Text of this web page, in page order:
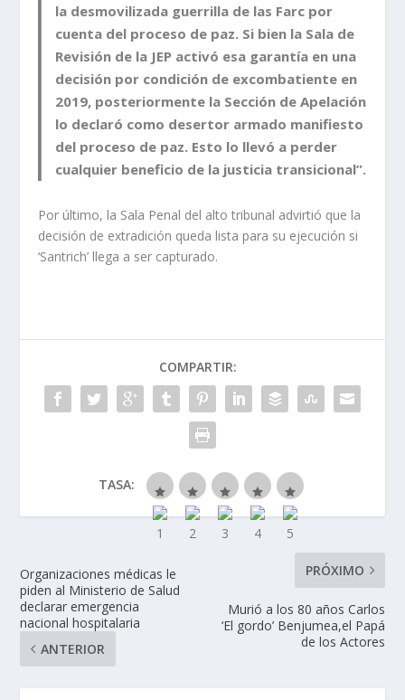
la desmovilizada guerrilla de las Farc por
cuenta del proceso de paz. Si bien la Sala de
Revisión de la JEP activó esa garantía en una
decisión por condición de excombatiente en
2019, posteriormente la Sección de Apelación
lo declaró como desertor armado manifiesto
del proceso de paz. Esto lo llevó a perder
cualquier beneficio de la justicia transicional”.
Por último, la Sala Penal del alto tribunal advirtió que la
decisión de extradición queda lista para su ejecución si
‘Santrich’ llega a ser capturado.
COMPARTIR:
TASA:
Organizaciones médicas le
piden al Ministerio de Salud
declarar emergencia
nacional hospitalaria
ANTERIOR
PRÓXIMO
Murió a los 80 años Carlos
‘El gordo’ Benjumea,el Papá
de los Actores